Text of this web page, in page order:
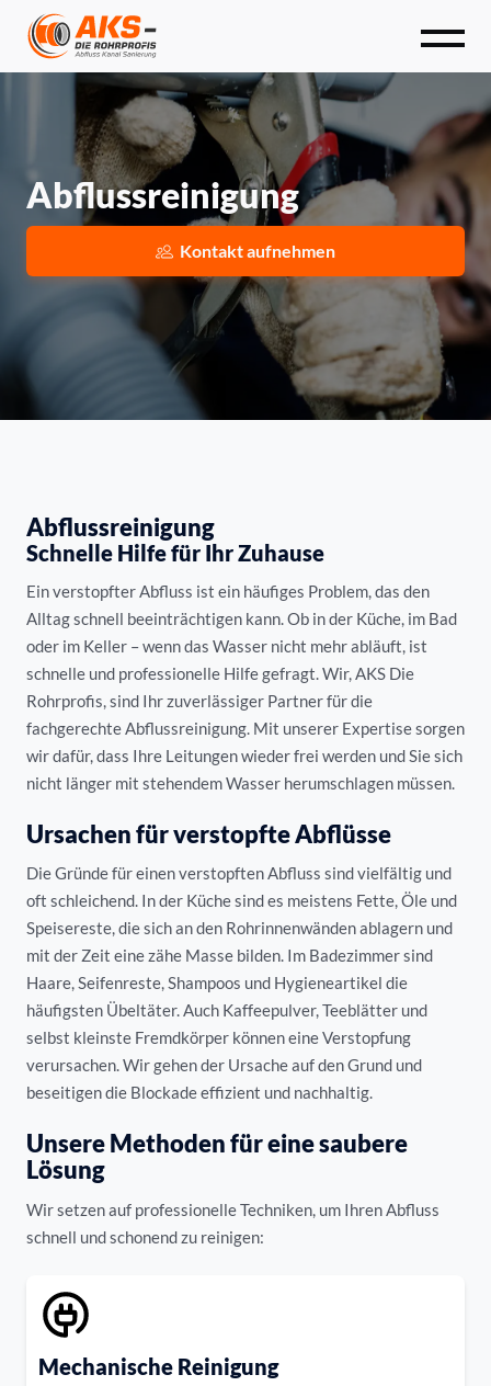
Startseite
Leistungen
Über uns
Kontakt
02236 - 39 45 50
Abflussreinigung
Kontakt aufnehmen
Abflussreinigung
Schnelle Hilfe für Ihr Zuhause
Ein verstopfter Abfluss ist ein häufiges Problem, das den
Alltag schnell beeinträchtigen kann. Ob in der Küche, im Bad
oder im Keller – wenn das Wasser nicht mehr abläuft, ist
schnelle und professionelle Hilfe gefragt. Wir, AKS Die
Rohrprofis, sind Ihr zuverlässiger Partner für die
fachgerechte Abflussreinigung. Mit unserer Expertise sorgen
wir dafür, dass Ihre Leitungen wieder frei werden und Sie sich
nicht länger mit stehendem Wasser herumschlagen müssen.
Ursachen für verstopfte Abflüsse
Die Gründe für einen verstopften Abfluss sind vielfältig und
oft schleichend. In der Küche sind es meistens Fette, Öle und
Speisereste, die sich an den Rohrinnenwänden ablagern und
mit der Zeit eine zähe Masse bilden. Im Badezimmer sind
Haare, Seifenreste, Shampoos und Hygieneartikel die
häufigsten Übeltäter. Auch Kaffeepulver, Teeblätter und
selbst kleinste Fremdkörper können eine Verstopfung
verursachen. Wir gehen der Ursache auf den Grund und
beseitigen die Blockade effizient und nachhaltig.
Unsere Methoden für eine saubere
Lösung
Wir setzen auf professionelle Techniken, um Ihren Abfluss
schnell und schonend zu reinigen:
Mechanische Reinigung